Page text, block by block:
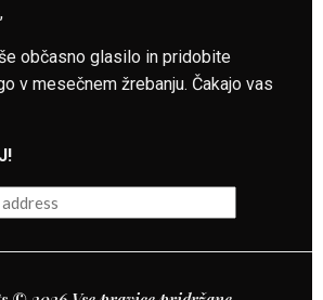
občasno glasilo in pridobite
v mesečnem žrebanju. Čakajo vas